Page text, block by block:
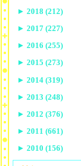
► 2018 (212)
► 2017 (227)
► 2016 (255)
► 2015 (273)
► 2014 (319)
► 2013 (248)
► 2012 (376)
► 2011 (661)
► 2010 (156)